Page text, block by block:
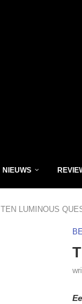
NIEUWS
TEN LUMINOUS